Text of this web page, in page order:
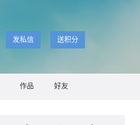
发私信 送积分
作品 好友